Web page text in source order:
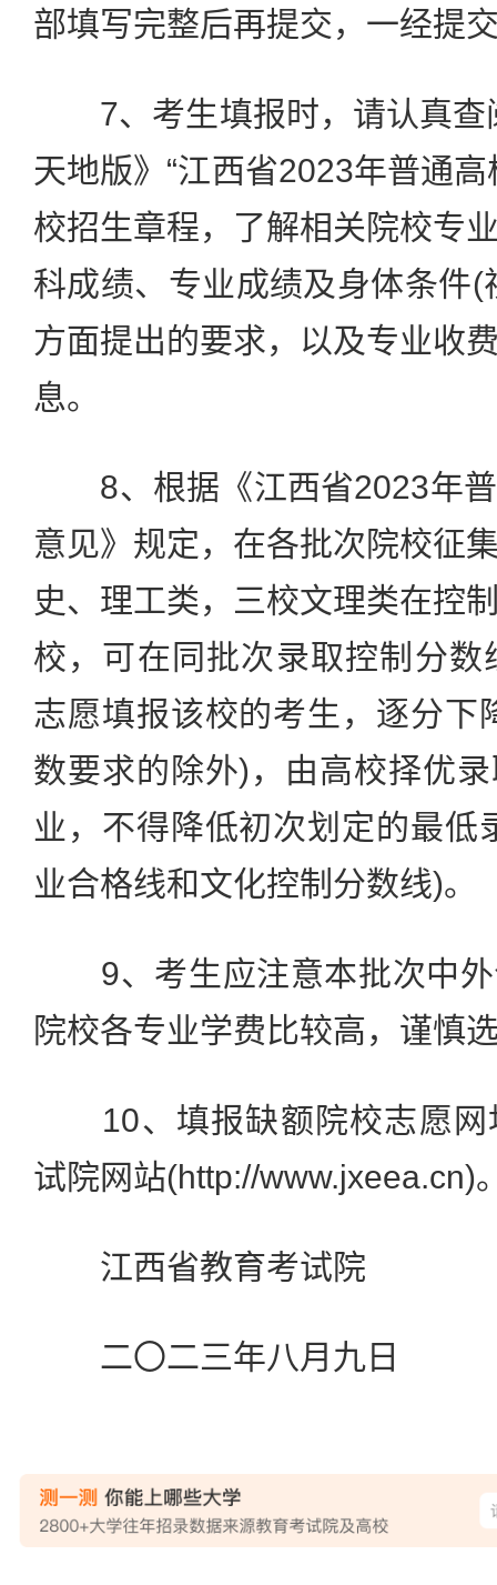
部填写完整后再提交，一经提
7、考生填报时，请认真查
天地版》“江西省2023年普通
校招生章程，了解相关院校专
科成绩、专业成绩及身体条件
方面提出的要求，以及专业收
息。
8、根据《江西省2023年普
意见》规定，在各批次院校征
史、理工类，三校文理类在控
校，可在同批次录取控制分
志愿填报该校的考生，逐分下
数要求的除外)，由高校择优
业，不得降低初次划定的最低
业合格线和文化控制分数线)。
9、考生应注意本批次中外
院校各专业学费比较高，谨慎
10、填报缺额院校志愿网
试院网站(http://www.jxeea.cn)
江西省教育考试院
二〇二三年八月九日